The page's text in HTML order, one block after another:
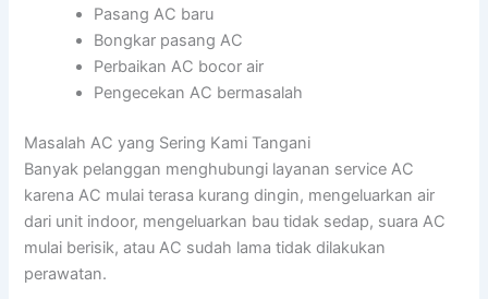
Pasang AC baru
Bongkar pasang AC
Perbaikan AC bocor air
Pengecekan AC bermasalah
Masalah AC yang Sering Kami Tangani
Banyak pelanggan menghubungi layanan service AC
karena AC mulai terasa kurang dingin, mengeluarkan air
dari unit indoor, mengeluarkan bau tidak sedap, suara AC
mulai berisik, atau AC sudah lama tidak dilakukan
perawatan.